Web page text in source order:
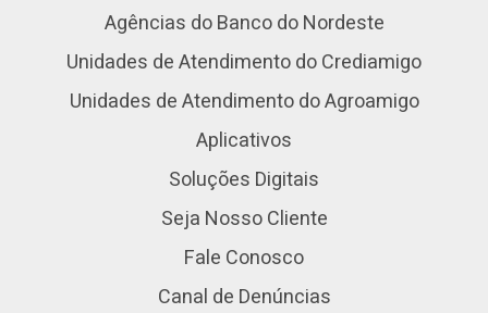
Agências do Banco do Nordeste
Unidades de Atendimento do Crediamigo
Unidades de Atendimento do Agroamigo
Aplicativos
Soluções Digitais
Seja Nosso Cliente
Fale Conosco
Canal de Denúncias